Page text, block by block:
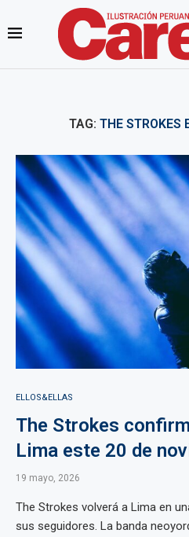
TAG: THE STROKES
ELLOS&ELLAS
The Strokes
Lima este 20 de
19 mayo, 2026
The Strokes volverá a Lima en
sus seguidores. La banda